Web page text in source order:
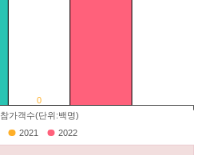
0
참가객수(단위:백명)
2021 2022